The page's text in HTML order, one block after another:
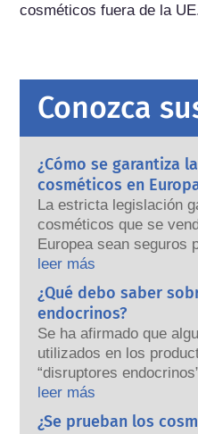
cosméticos fuera de la
Conozca
¿Cómo se garantiza
cosméticos en
La estricta legislación
cosméticos que se
Europea sean seguros
empresas y las
nacionales y europeas
responsabilidad
seguridad de los
leer más
¿Qué debo saber
endocrinos?
Se ha afirmado que
utilizados en los
“disruptores
algunas de las
hormonas. El hecho
leer más
¿Se prueban los